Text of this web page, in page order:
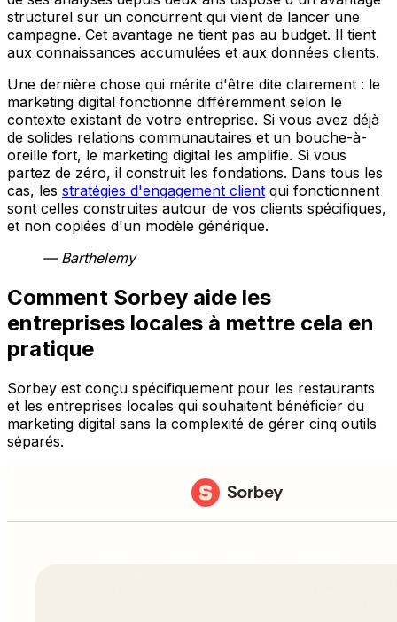
structurel sur un concurrent qui vient de lancer une
campagne. Cet avantage ne tient pas au budget. Il tient
aux connaissances accumulées et aux données clients.
Une dernière chose qui mérite d'être dite clairement : le
marketing digital fonctionne différemment selon le
contexte existant de votre entreprise. Si vous avez déjà
de solides relations communautaires et un bouche-à-
oreille fort, le marketing digital les amplifie. Si vous
partez de zéro, il construit les fondations. Dans tous les
cas, les stratégies d'engagement client qui fonctionnent
sont celles construites autour de vos clients spécifiques,
et non copiées d'un modèle générique.
— Barthelemy
Comment Sorbey aide les
entreprises locales à mettre cela en
pratique
Sorbey est conçu spécifiquement pour les restaurants
et les entreprises locales qui souhaitent bénéficier du
marketing digital sans la complexité de gérer cinq outils
séparés.